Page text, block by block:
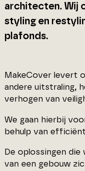
architecten. Wij
styling en
plafonds.
MakeCover levert
andere uitstraling,
verhogen van
We gaan hierbij
behulp van
De oplossingen die
van een gebouw